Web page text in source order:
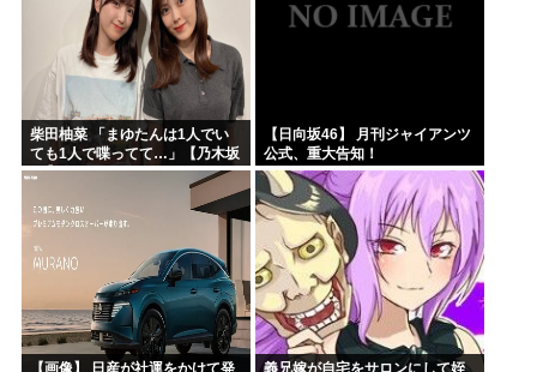
柴田柚菜 「まゆたんは1人でい
ても1人で喋ってて…」【乃木坂
46】
【日向坂46】 月刊ジャイアンツ
公式、重大告知！
【画像】 日産が社運をかけて発 義兄嫁が自宅をサロンにして姪